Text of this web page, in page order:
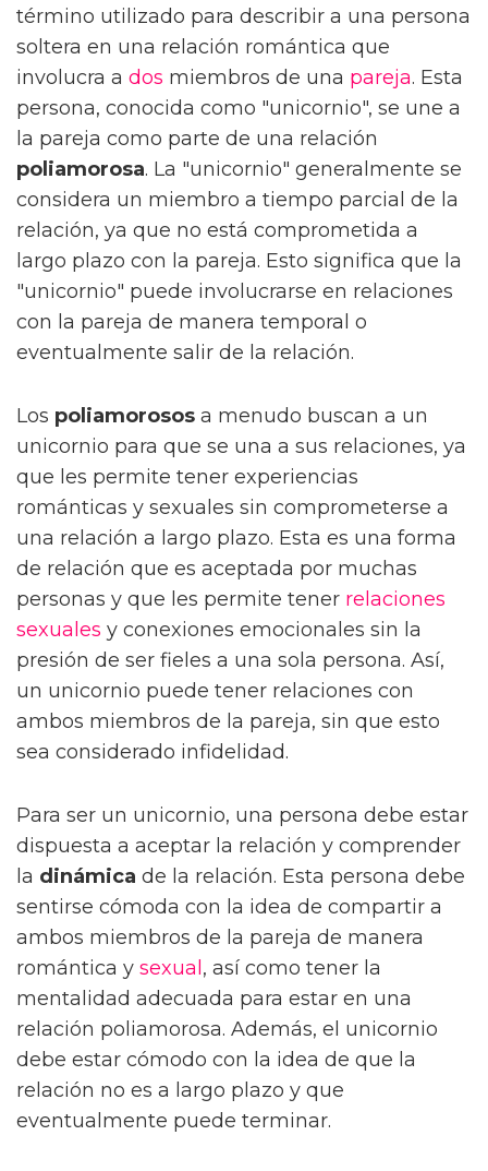
término utilizado para describir a una persona
soltera en una relación romántica que
involucra a dos miembros de una pareja. Esta
persona, conocida como "unicornio", se une a
la pareja como parte de una relación
poliamorosa. La "unicornio" generalmente se
considera un miembro a tiempo parcial de la
relación, ya que no está comprometida a
largo plazo con la pareja. Esto significa que la
"unicornio" puede involucrarse en relaciones
con la pareja de manera temporal o
eventualmente salir de la relación.
Los poliamorosos a menudo buscan a un
unicornio para que se una a sus relaciones, ya
que les permite tener experiencias
románticas y sexuales sin comprometerse a
una relación a largo plazo. Esta es una forma
de relación que es aceptada por muchas
personas y que les permite tener relaciones
sexuales y conexiones emocionales sin la
presión de ser fieles a una sola persona. Así,
un unicornio puede tener relaciones con
ambos miembros de la pareja, sin que esto
sea considerado infidelidad.
Para ser un unicornio, una persona debe estar
dispuesta a aceptar la relación y comprender
la dinámica de la relación. Esta persona debe
sentirse cómoda con la idea de compartir a
ambos miembros de la pareja de manera
romántica y sexual , así como tener la
mentalidad adecuada para estar en una
relación poliamorosa. Además, el unicornio
debe estar cómodo con la idea de que la
relación no es a largo plazo y que
eventualmente puede terminar.